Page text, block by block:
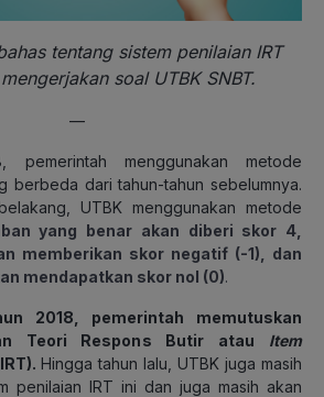
tentang sistem penilaian IRT
soal UTBK SNBT.
—
pemerintah menggunakan metode
berbeda dari tahun-tahun sebelumnya.
UTBK menggunakan metode
yang benar akan diberi skor 4,
memberikan skor negatif (-1), dan
mendapatkan skor nol (0).
2018, pemerintah memutuskan
Teori Respons Butir atau Item
Hingga tahun lalu, UTBK juga masih
penilaian IRT ini dan juga masih akan